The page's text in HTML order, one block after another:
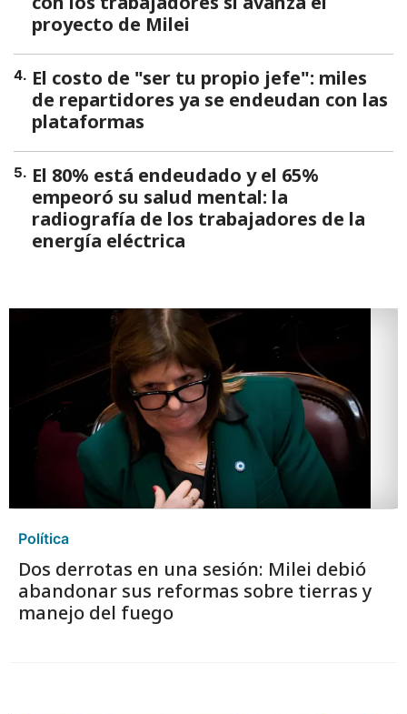
proyecto de Milei
4. El costo de "ser tu propio jefe": miles
de repartidores ya se endeudan con las
plataformas
5. El 80% está endeudado y el 65%
empeoró su salud mental: la
radiografía de los trabajadores de la
energía eléctrica
Política
Dos derrotas en una sesión: Milei debió
abandonar sus reformas sobre tierras y
manejo del fuego